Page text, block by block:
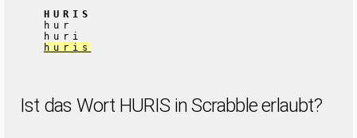
HURIS
hur
huri
huris
Ist das Wort HURIS in Scrabble erlaubt?